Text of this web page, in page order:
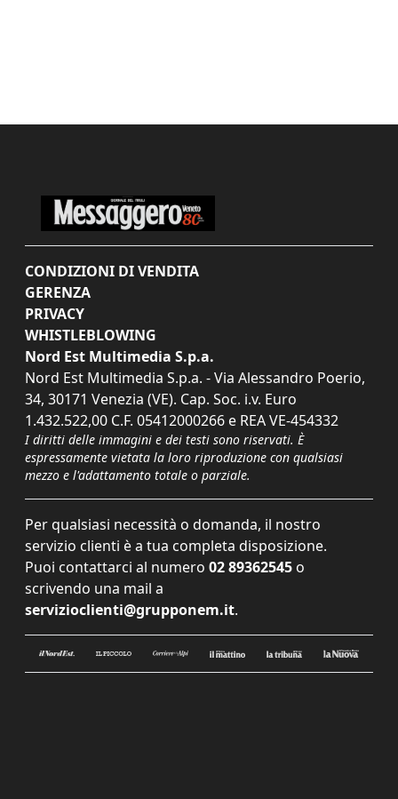
CONDIZIONI DI VENDITA
GERENZA
PRIVACY
WHISTLEBLOWING
Nord Est Multimedia S.p.a.
Nord Est Multimedia S.p.a. - Via Alessandro Poerio,
34, 30171 Venezia (VE). Cap. Soc. i.v. Euro
1.432.522,00 C.F. 05412000266 e REA VE-454332
I diritti delle immagini e dei testi sono riservati. È
espressamente vietata la loro riproduzione con qualsiasi
mezzo e l'adattamento totale o parziale.
Per qualsiasi necessità o domanda, il nostro
servizio clienti è a tua completa disposizione.
Puoi contattarci al numero 02 89362545 o
scrivendo una mail a
servizioclienti@grupponem.it.